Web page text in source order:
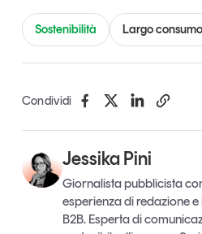
Sostenibilità Largo consumo
Condividi
Jessika Pini
Giornalista pubblicista
esperienza di redazione
B2B. Esperta di